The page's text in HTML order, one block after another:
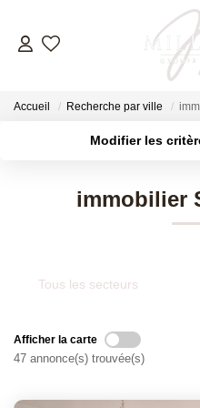
NOS
Accueil Recherche par ville
Modifier les
immobilier
Tous les secteurs
Afficher la carte
47 annonce(s) trouvée(s)